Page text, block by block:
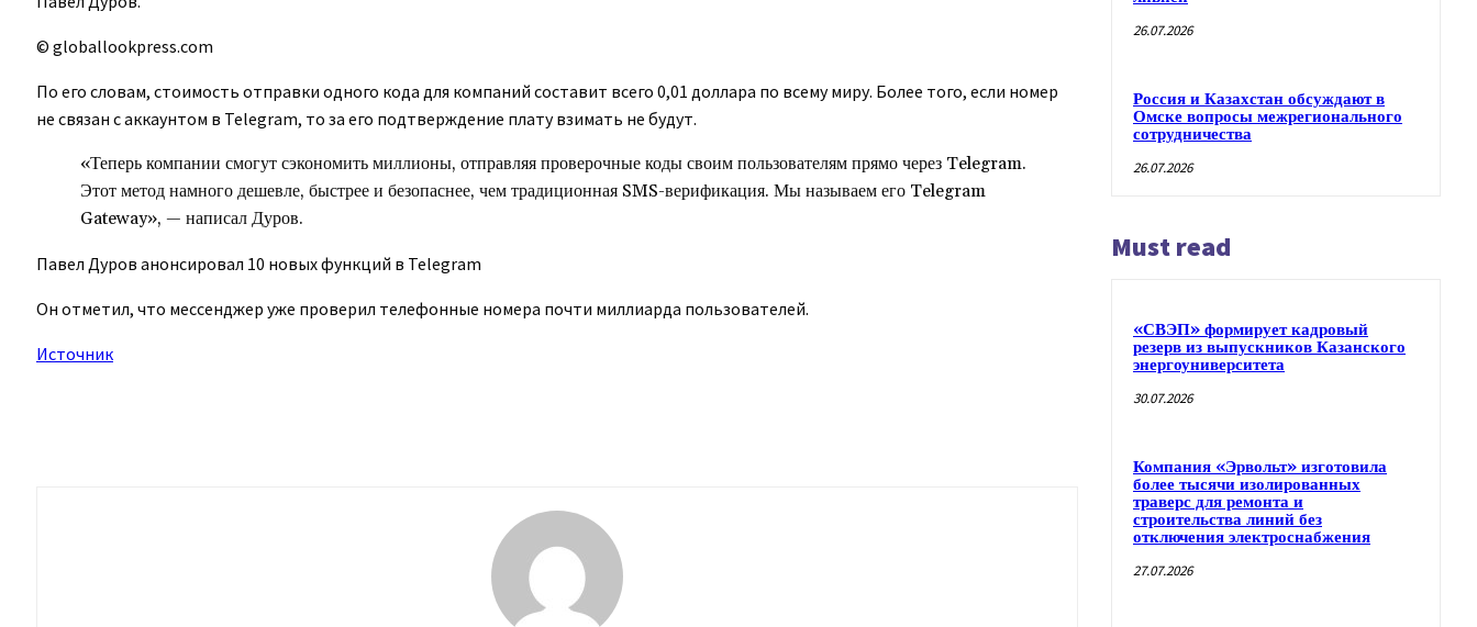
© globallookpress.com
По его словам, стоимость отправки одного кода для компаний составит всего 0,01 доллара по всему миру. Более того, если номер
не связан с аккаунтом в Telegram, то за его подтверждение плату взимать не будут.
«Теперь компании смогут сэкономить миллионы, отправляя проверочные коды своим пользователям прямо через Telegram.
Этот метод намного дешевле, быстрее и безопаснее, чем традиционная SMS-верификация. Мы называем его Telegram
Gateway», — написал Дуров.
Павел Дуров анонсировал 10 новых функций в Telegram
Он отметил, что мессенджер уже проверил телефонные номера почти миллиарда пользователей.
Источник
26.07.2026
Россия и Казахстан обсуждают в
Омске вопросы межрегионального
сотрудничества
26.07.2026
Must read
«СВЭП» формирует кадровый
резерв из выпускников Казанского
энергоуниверситета
30.07.2026
Компания «Эрвольт» изготовила
более тысячи изолированных
траверс для ремонта и
строительства линий без
отключения электроснабжения
27.07.2026